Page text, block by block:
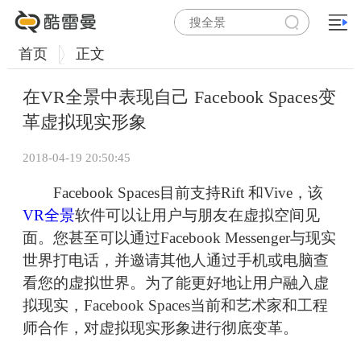
首页 正文
在VR全景中表现自己 Facebook Spaces变
革虚拟现实形象
2018-04-19 20:50:45
Facebook Spaces目前支持Rift 和Vive，该
VR全景软件可以让用户与朋友在虚拟空间见
面。您甚至可以通过Facebook Messenger与现实
世界打电话，并邀请其他人通过手机或电脑查
看您的虚拟世界。为了能更好地让用户融入虚
拟现实，Facebook Spaces当前和艺术家和工程
师合作，对虚拟现实形象进行彻底变革。